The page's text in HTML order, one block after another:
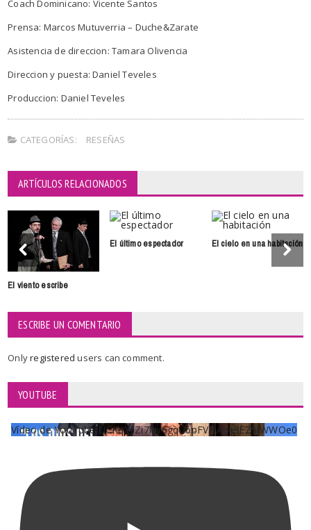
Coach Dominicano: Vicente Santos
Prensa: Marcos Mutuverria – Duche&Zarate
Asistencia de direccion: Tamara Olivencia
Direccion y puesta: Daniel Teveles
Produccion: Daniel Teveles
CATEGORÍAS: RESEÑAS
ARTÍCULOS RELACIONADOS
El viento escribe
El último espectador El cielo en una habitación
ESCRIBE UN COMENTARIO
Onlyregisteredusers can comment.
YOUTUBE
Vídeo de YouTube UCKqYjiZi7lzy6gqU6pFVFiA_A3EZ9JWWOe0